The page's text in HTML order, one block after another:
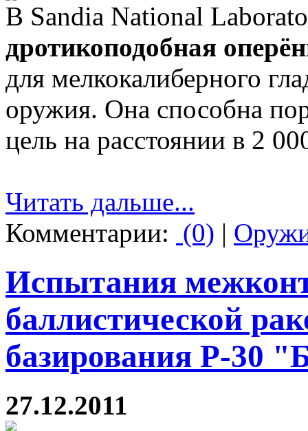
В Sandia National
дротикоподобная
для мелкокалиберного
оружия. Она способна
цель на расстоянии в 2
Читать дальше...
Комментарии: (0) |
Испытания
баллистической
базирования Р-30
27.12.2011